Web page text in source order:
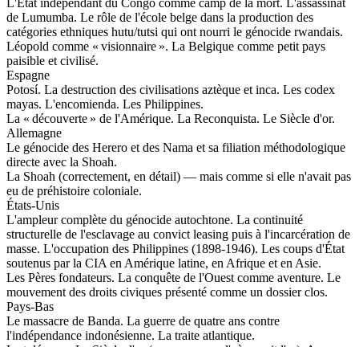
L'État indépendant du Congo comme camp de la mort. L'assassinat
de Lumumba. Le rôle de l'école belge dans la production des
catégories ethniques hutu/tutsi qui ont nourri le génocide rwandais.
Léopold comme « visionnaire ». La Belgique comme petit pays
paisible et civilisé.
Espagne
Potosí. La destruction des civilisations aztèque et inca. Les codex
mayas. L'encomienda. Les Philippines.
La « découverte » de l'Amérique. La Reconquista. Le Siècle d'or.
Allemagne
Le génocide des Herero et des Nama et sa filiation méthodologique
directe avec la Shoah.
La Shoah (correctement, en détail) — mais comme si elle n'avait pas
eu de préhistoire coloniale.
États-Unis
L'ampleur complète du génocide autochtone. La continuité
structurelle de l'esclavage au convict leasing puis à l'incarcération de
masse. L'occupation des Philippines (1898-1946). Les coups d'État
soutenus par la CIA en Amérique latine, en Afrique et en Asie.
Les Pères fondateurs. La conquête de l'Ouest comme aventure. Le
mouvement des droits civiques présenté comme un dossier clos.
Pays-Bas
Le massacre de Banda. La guerre de quatre ans contre
l'indépendance indonésienne. La traite atlantique.